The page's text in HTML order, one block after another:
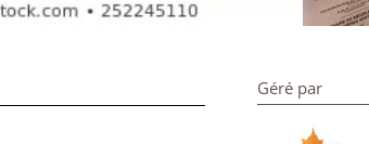
Géré par